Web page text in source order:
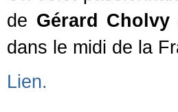
de Gérard Cholvy
dans le midi de la
Lien.